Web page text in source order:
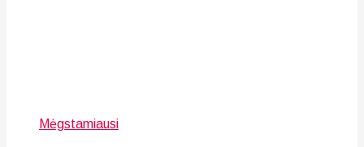
Mėgstamiausi